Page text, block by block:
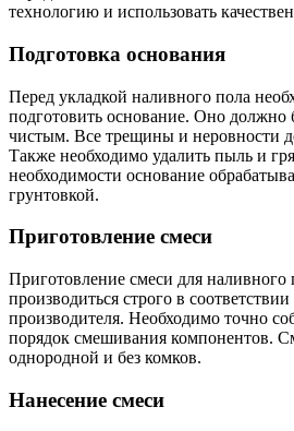
технологию и использовать
Подготовка основания
Перед укладкой наливного пола
подготовить основание. Оно
чистым. Все трещины и неровности
Также необходимо удалить пыль и
необходимости основание
грунтовкой.
Приготовление смеси
Приготовление смеси для наливного
производиться строго в
производителя. Необходимо точно
порядок смешивания компонентов.
однородной и без комков.
Нанесение смеси